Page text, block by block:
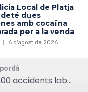
Local de Platja
deté dues
amb cocaïna
per a la venda
6 d'agost de 2026
La UGT registra més de 1.200 accidents laborals al Baix Empordà en el que portem de 2017